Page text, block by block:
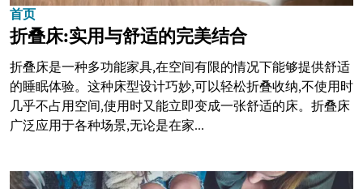
首页
折叠床:实用与舒适的完美结合
折叠床是一种多功能家具,在空间有限的情况下能够提供舒适
的睡眠体验。这种床型设计巧妙,可以轻松折叠收纳,不使用时
几乎不占用空间,使用时又能立即变成一张舒适的床。折叠床
广泛应用于各种场景,无论是在家...